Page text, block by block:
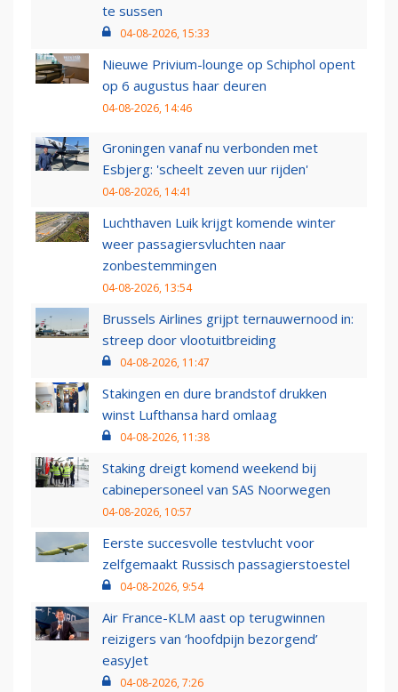
te sussen
04-08-2026, 15:33
Nieuwe Privium-lounge op Schiphol opent
op 6 augustus haar deuren
04-08-2026, 14:46
Groningen vanaf nu verbonden met
Esbjerg: 'scheelt zeven uur rijden'
04-08-2026, 14:41
Luchthaven Luik krijgt komende winter
weer passagiersvluchten naar
zonbestemmingen
04-08-2026, 13:54
Brussels Airlines grijpt ternauwernood in:
streep door vlootuitbreiding
04-08-2026, 11:47
Stakingen en dure brandstof drukken
winst Lufthansa hard omlaag
04-08-2026, 11:38
Staking dreigt komend weekend bij
cabinepersoneel van SAS Noorwegen
04-08-2026, 10:57
Eerste succesvolle testvlucht voor
zelfgemaakt Russisch passagierstoestel
04-08-2026, 9:54
Air France-KLM aast op terugwinnen
reizigers van ‘hoofdpijn bezorgend’
easyJet
04-08-2026, 7:26